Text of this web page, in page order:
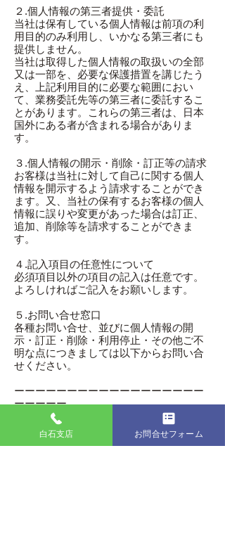
２.個人情報の第三者提供・委託
当社は保有している個人情報は前項の利
用目的のみ利用し、いかなる第三者にも
提供しません。
当社は取得した個人情報の取扱いの全部
又は一部を、必要な保護措置を講じたう
え、上記利用目的に必要な範囲におい
て、業務委託先等の第三者に委託するこ
とがあります。これらの第三者は、日本
国外にある者が含まれる場合がありま
す。
３.個人情報の開示・削除・訂正等の請求
お客様は当社に対して自己に関する個人
情報を開示するよう請求することができ
ます。又、当社の保有するお客様の個人
情報に誤りや変更があった場合は訂正、
追加、削除等を請求することができま
す。
４.記入項目の任意性について
必須項目以外の項目の記入は任意です。
よろしければご記入をお願いします。
５.お問い合せ窓口
各種お問い合せ、並びに個人情報の開
示・訂正・削除・利用停止・その他ご不
明な点につきましては以下からお問い合
せください。
ーーーーーーーーーーーーーーーーーー
ーーーーー
会社名 ウッズガーディアンズ株式会社
住所 福島県南相馬市原町区信田沢字尼
ケ折88-11
白石支店 お問合せフォーム